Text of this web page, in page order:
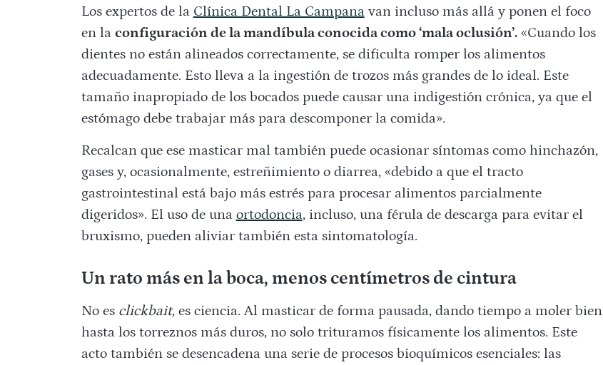
Los expertos de la Clínica Dental La Campanavan incluso más allá y ponen el foco
en la configuración de la mandíbula conocida como ‘mala oclusión’.«Cuando los
dientes no están alineados correctamente, se dificulta romper los alimentos
adecuadamente. Esto lleva a la ingestión de trozos más grandes de lo ideal. Este
tamaño inapropiado de los bocados puede causar una indigestión crónica, ya que el
estómago debe trabajar más para descomponer la comida».
Recalcan que ese masticar mal también puede ocasionar síntomas como hinchazón,
gases y, ocasionalmente, estreñimiento o diarrea, «debido a que el tracto
gastrointestinal está bajo más estrés para procesar alimentos parcialmente
digeridos». El uso de una ortodoncia, incluso, una férula de descarga para evitar el
bruxismo, pueden aliviar también esta sintomatología.
Un rato más en la boca, menos centímetros de cintura
No es clickbait,es ciencia. Al masticar de forma pausada, dando tiempo a moler bien
hasta los torreznos más duros, no solo trituramos físicamente los alimentos. Este
acto también se desencadena una serie de procesos bioquímicos esenciales: las